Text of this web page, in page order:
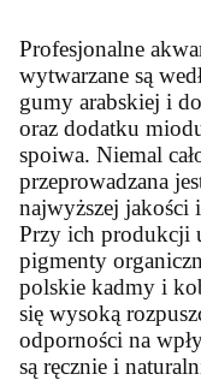
Profesjonalne
wytwarzane są
gumy arabskiej i
oraz dodatku
spoiwa. Niemal
przeprowadzana
najwyższej jakości
Przy ich produkcji
pigmenty
polskie kadmy i
się wysoką
odporności na
są ręcznie i